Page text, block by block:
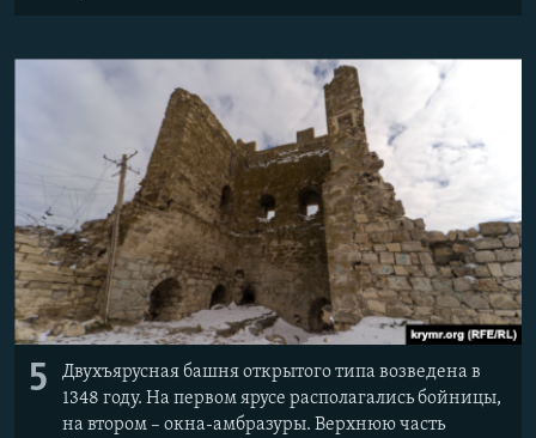
5
Двухъярусная башня открытого типа возведена в
1348 году. На первом ярусе располагались бойницы,
на втором – окна-амбразуры. Верхнюю часть